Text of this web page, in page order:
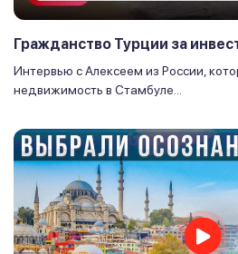
Гражданство Турции за
Интервью с Алексеем из России,
недвижимость в Стамбуле...